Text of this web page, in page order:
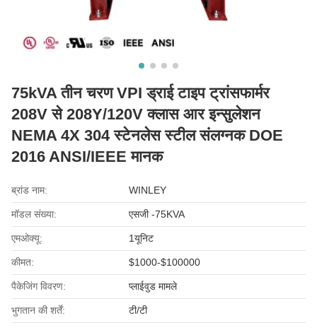
75kVA तीन चरण VPI ड्राई टाइप ट्रांसफार्मर
208V से 208Y/120V क्लास आर इन्सुलेशन
NEMA 4X 304 स्टेनलेस स्टील संलग्नक DOE
2016 ANSI/IEEE मानक
ब्रांड नाम: WINLEY
मॉडल संख्या: एसजी -75KVA
एमओक्यू: 1यूनिट
कीमत: $1000-$100000
पैकेजिंग विवरण: प्लाईवुड मामले
भुगतान की शर्तें: टी/टी